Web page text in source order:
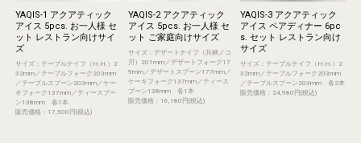
YAQIS-1 アクアティック
アイス 5pcs. お一人様 セ
ット レストラン向けサイ
ズ
サイズ：テーブルナイフ（H.H.）2
32mm／テーブルフォーク203mm
／テーブルスプーン203mm／ケー
キフォーク137mm／ティースプー
ン138mm 各1本
販売価格：17,500円(税込)
YAQIS-2 アクアティック
アイス 5pcs. お一人様 セ
ット ご家庭向けサイズ
サイズ：デザートナイフ（共柄ノコ
刃）201mm／デザートフォーク17
9mm／デザートスプーン177mm／
ケーキフォーク137mm／ティース
プーン138mm 各1本
販売価格：16,180円(税込)
YAQIS-3 アクアティック
アイス ペアディナー 6pc
s. セット レストラン向け
サイズ
サイズ：テーブルナイフ（H.H.）2
32mm／テーブルフォーク203mm
／テーブルスプーン203mm 各2本
販売価格：24,980円(税込)